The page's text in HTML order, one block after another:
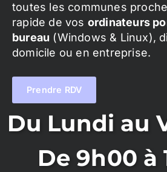
toutes les communes
rapide de vos ordinateurs
bureau (Windows & Linux),
domicile ou en entreprise.
Prendre RDV
Du Lundi au
De 9h00 à